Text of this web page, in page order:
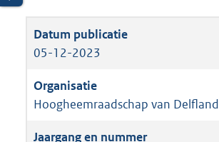
05-12-2023
Hoogheemraadschap van Delfland